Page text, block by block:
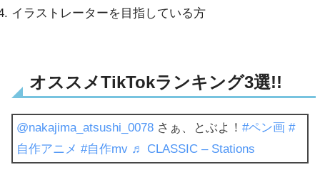
イラストレーターを目指している方
オススメTikTokランキング3選!!
@nakajima_atsushi_0078 さぁ、とぶよ！ #ペン画 #
自作アニメ #自作mv ♬ CLASSIC – Stations